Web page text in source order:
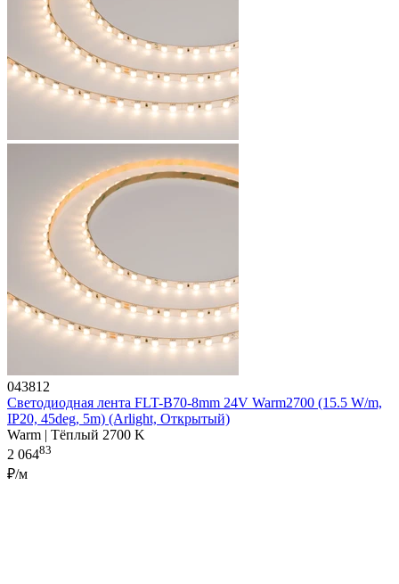
043812
Светодиодная лента FLT-B70-8mm 24V Warm2700 (15.5 W/m,
IP20, 45deg, 5m) (Arlight, Открытый)
Warm | Тёплый 2700 K
2 06483
₽/м